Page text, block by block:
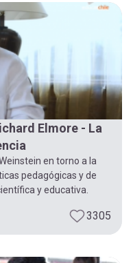
Elmore - La
en torno a la
pedagógicas y de
y educativa.
3305